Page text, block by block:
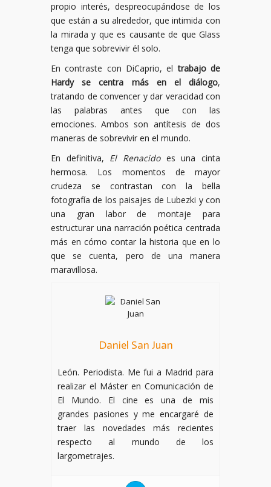
propio interés, despreocupándose de los
que están a su alrededor, que intimida con
la mirada y que es causante de que Glass
tenga que sobrevivir él solo.
En contraste con DiCaprio, el trabajo de
Hardy se centra más en el diálogo,
tratando de convencer y dar veracidad con
las palabras antes que con las
emociones. Ambos son antítesis de dos
maneras de sobrevivir en el mundo.
En definitiva, El Renacidoes una cinta
hermosa. Los momentos de mayor
crudeza se contrastan con la bella
fotografía de los paisajes de Lubezki y con
una gran labor de montaje para
estructurar una narración poética centrada
más en cómo contar la historia que en lo
que se cuenta, pero de una manera
maravillosa.
Daniel San Juan
León. Periodista. Me fui a Madrid para
realizar el Máster en Comunicación de
El Mundo. El cine es una de mis
grandes pasiones y me encargaré de
traer las novedades más recientes
respecto al mundo de los
largometrajes.